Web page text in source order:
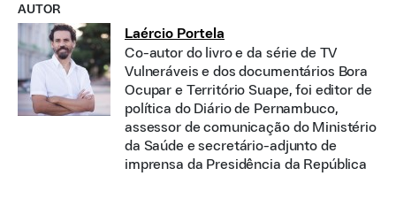
AUTOR
Laércio Portela
Co-autor do livro e da série de TV
Vulneráveis e dos documentários Bora
Ocupar e Território Suape, foi editor de
política do Diário de Pernambuco,
assessor de comunicação do Ministério
da Saúde e secretário-adjunto de
imprensa da Presidência da República